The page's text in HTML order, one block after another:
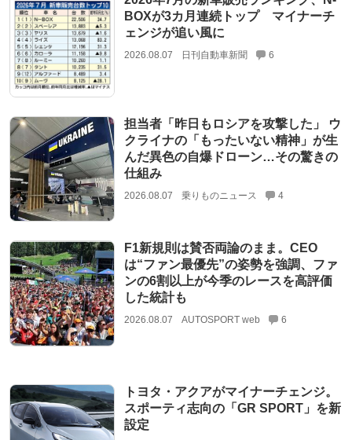
BOXが3カ月連続トップ マイナーチ
ェンジが追い風に
2026.08.07 日刊自動車新聞 6
担当者「昨日もロシアを攻撃した」 ウ
クライナの「もったいない精神」が生
んだ異色の自爆ドローン…その驚きの
仕組み
2026.08.07 乗りものニュース 4
F1新規則は賛否両論のまま。CEO
は“ファン最優先”の姿勢を強調、ファ
ンの6割以上が今季のレースを高評価
した統計も
2026.08.07 AUTOSPORT web 6
トヨタ・アクアがマイナーチェンジ。
スポーティ志向の「GR SPORT」を新
設定